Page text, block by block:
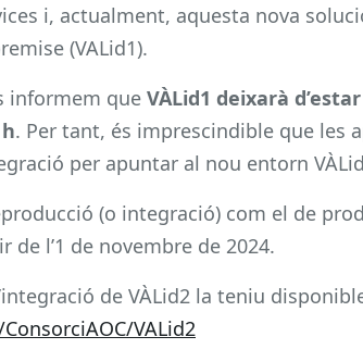
i, actualment, aquesta nova
(VALid1).
informem que VÀLid1 deixarà
. Per tant, és imprescindible que les
per apuntar al nou entorn
(o integració) com el de
de l’1 de novembre de 2024.
de VÀLid2 la teniu
VALid2